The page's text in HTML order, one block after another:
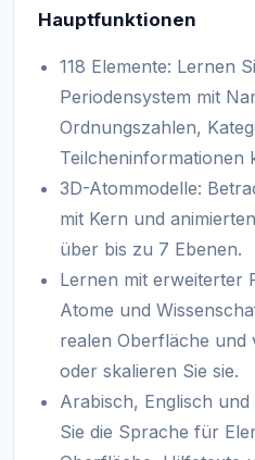
Hauptfunktionen
118 Elemente: Lernen
Periodensystem mit
Ordnungszahlen,
Teilcheninformationen
3D-Atommodelle:
mit Kern und
über bis zu 7 Ebenen.
Lernen mit erweiterter
Atome und
realen Oberfläche und
oder skalieren Sie sie.
Arabisch, Englisch
Sie die Sprache für